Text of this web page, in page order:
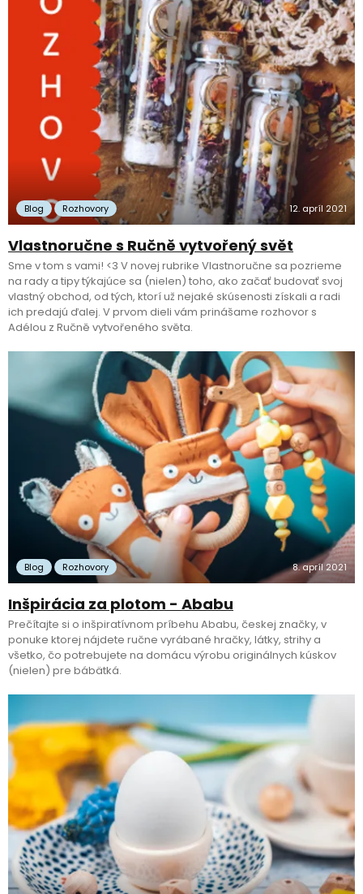
Blog Rozhovory 12. apríl 2021
Vlastnoručne s Ručně vytvořený svět
Sme v tom s vami! <3 V novej rubrike Vlastnoručne sa pozrieme
na rady a tipy týkajúce sa (nielen) toho, ako začať budovať svoj
vlastný obchod, od tých, ktorí už nejaké skúsenosti získali a radi
ich predajú ďalej. V prvom dieli vám prinášame rozhovor s
Adélou z Ručně vytvořeného světa.
Blog Rozhovory 8. apríl 2021
Inšpirácia za plotom - Ababu
Prečítajte si o inšpiratívnom príbehu Ababu, českej značky, v
ponuke ktorej nájdete ručne vyrábané hračky, látky, strihy a
všetko, čo potrebujete na domácu výrobu originálnych kúskov
(nielen) pre bábätká.